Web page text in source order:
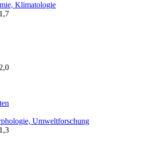
Klimatologie
Umweltforschung